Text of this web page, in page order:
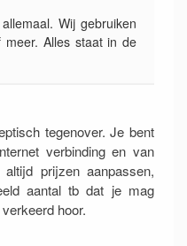
Wij gebruiken
Alles staat in de
tegenover. Je bent
verbinding en van
prijzen aanpassen,
aantal tb dat je mag
hoor.